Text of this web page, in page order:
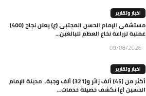
اخبار وتقارير
مستشفى الإمام الحسن المجتبى (ع) يعلن نجاح (400)
عملية لزراعة نخاع العظم للبالغين...
09/08/2026
اخبار وتقارير
أكثر من (45) ألف زائر و(321) ألف وجبة.. مدينة الإمام
الحسين (ع) تكشف حصيلة خدمات...